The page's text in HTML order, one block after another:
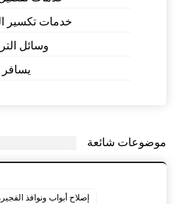
خدمات تكسير
وسائل
يسافر
موضوعات شائعة
إصلاح أبواب ونوافذ